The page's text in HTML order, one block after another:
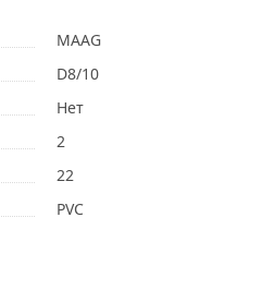
MAAG
D8/10
Нет
2
22
PVC